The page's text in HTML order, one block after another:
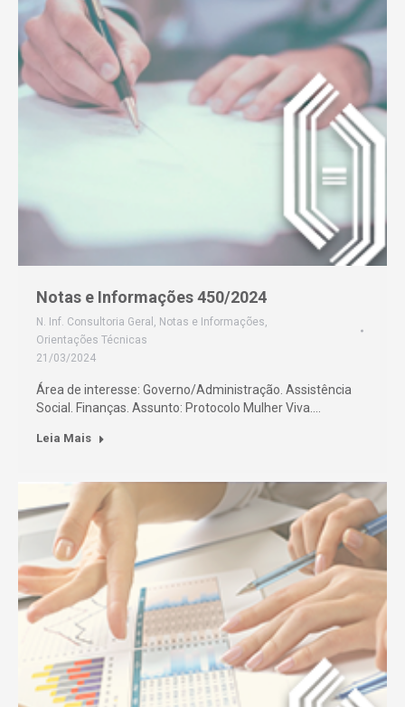
Notas e Informações 450/2024
N. Inf. Consultoria Geral , Notas e Informações,
Orientações Técnicas
21/03/2024
Área de interesse: Governo/Administração. Assistência
Social. Finanças. Assunto: Protocolo Mulher Viva.…
Leia Mais